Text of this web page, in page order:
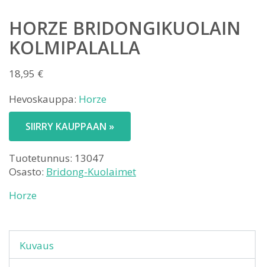
HORZE BRIDONGIKUOLAIN
KOLMIPALALLA
18,95 €
Hevoskauppa: Horze
SIIRRY KAUPPAAN »
Tuotetunnus: 13047
Osasto: Bridong-Kuolaimet
Horze
Kuvaus